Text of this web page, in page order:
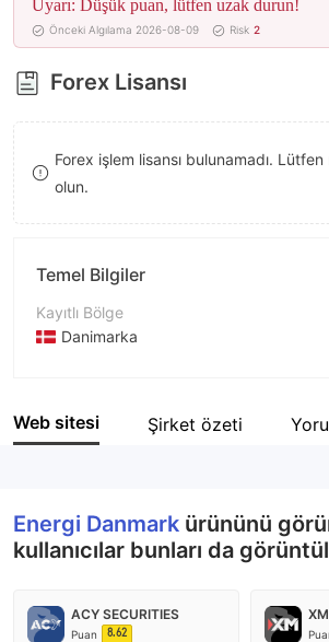
6
7
8
9
4
5
6
7
8
9
Uyarı: Düşük puan, lütfen uzak durun!
Önceki Algılama 2026-08-09 Risk 2
Forex Lisansı
Forex işlem lisansı bulunamadı.
olun.
Temel Bilgiler
Kayıtlı Bölge
Danimarka
Şirket Adı
Web sitesi Şirket özeti
Energi Danmark ürününü
kullanıcılar bunları da
ACY SECURITIES
Puan 8.62
XM